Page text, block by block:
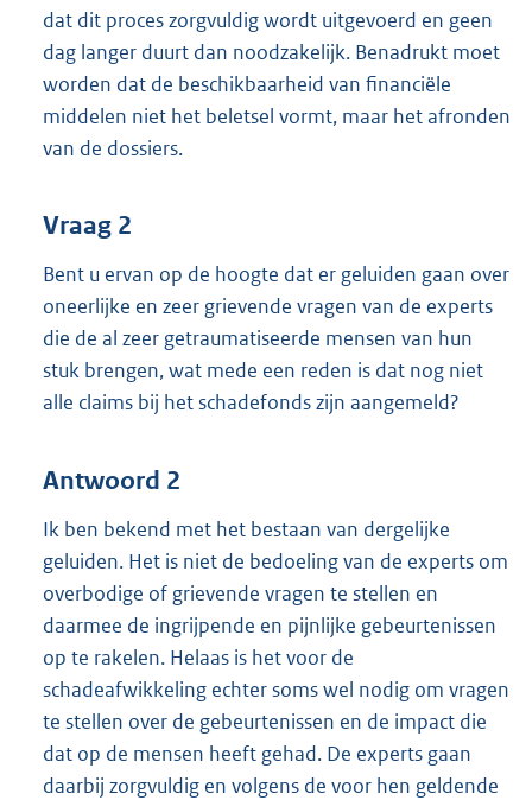
dat dit proces zorgvuldig wordt uitgevoerd en geen
dag langer duurt dan noodzakelijk. Benadrukt moet
worden dat de beschikbaarheid van financiële
middelen niet het beletsel vormt, maar het afronden
van de dossiers.
Vraag 2
Bent u ervan op de hoogte dat er geluiden gaan over
oneerlijke en zeer grievende vragen van de experts
die de al zeer getraumatiseerde mensen van hun
stuk brengen, wat mede een reden is dat nog niet
alle claims bij het schadefonds zijn aangemeld?
Antwoord 2
Ik ben bekend met het bestaan van dergelijke
geluiden. Het is niet de bedoeling van de experts om
overbodige of grievende vragen te stellen en
daarmee de ingrijpende en pijnlijke gebeurtenissen
op te rakelen. Helaas is het voor de
schadeafwikkeling echter soms wel nodig om vragen
te stellen over de gebeurtenissen en de impact die
dat op de mensen heeft gehad. De experts gaan
daarbij zorgvuldig en volgens de voor hen geldende